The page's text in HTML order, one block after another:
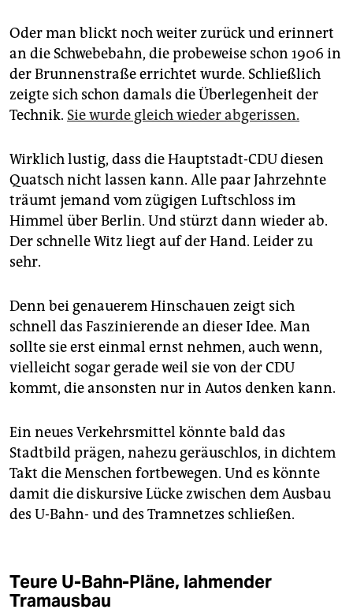
Oder man blickt noch weiter zurück und erinnert
an die Schwebebahn, die probeweise schon 1906 in
der Brunnenstraße errichtet wurde. Schließlich
zeigte sich schon damals die Überlegenheit der
Technik. Sie wurde gleich wieder abgerissen.
Wirklich lustig, dass die Hauptstadt-CDU diesen
Quatsch nicht lassen kann. Alle paar Jahrzehnte
träumt jemand vom zügigen Luftschloss im
Himmel über Berlin. Und stürzt dann wieder ab.
Der schnelle Witz liegt auf der Hand. Leider zu
sehr.
Denn bei genauerem Hinschauen zeigt sich
schnell das Faszinierende an dieser Idee. Man
sollte sie erst einmal ernst nehmen, auch wenn,
vielleicht sogar gerade weil sie von der CDU
kommt, die ansonsten nur in Autos denken kann.
Ein neues Verkehrsmittel könnte bald das
Stadtbild prägen, nahezu geräuschlos, in dichtem
Takt die Menschen fortbewegen. Und es könnte
damit die diskursive Lücke zwischen dem Ausbau
des U-Bahn- und des Tramnetzes schließen.
Teure U-Bahn-Pläne, lahmender
Tramausbau